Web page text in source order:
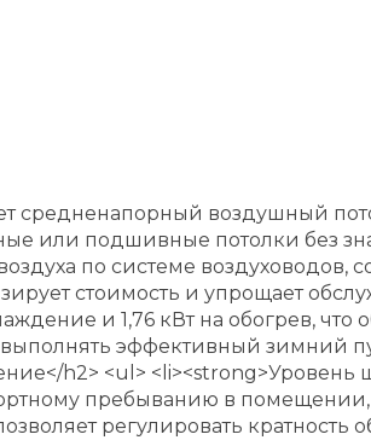
средненапорный воздушный
или подшивные потолки без
по системе воздуховодов,
стоимость и упрощает
и 1,76 кВт на обогрев,
эффективный зимний
h2> <ul>
пребыванию в
регулировать